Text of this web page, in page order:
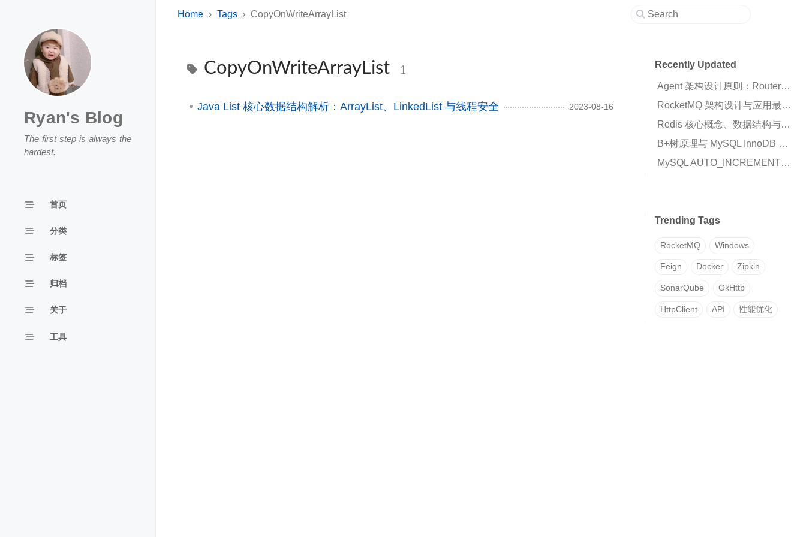
Ryan's Blog
The first step is always the
hardest.
首页
分类
标签
归档
关于
工具
Home Tags CopyOnWriteArrayList
CopyOnWriteArrayList 1
Java List 核心数据结构解析：ArrayList、LinkedList 与线程安全 2023-08-16
Recently Updated
Agent 架构设计原则：Router、Runtime 与 Business Script 的职责划分
RocketMQ 架构设计与应用最佳实践：高可用消息队列核心解析
Redis 核心概念、数据结构与高可用架构详解
B+树原理与 MySQL InnoDB 索引机制解析
MySQL AUTO_INCREMENT 插入 0 变成自增值的原因与解决方案
Trending Tags
RocketMQ Windows
Feign Docker Zipkin
SonarQube OkHttp
HttpClient API 性能优化